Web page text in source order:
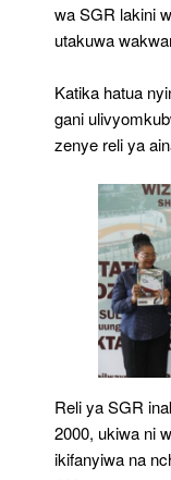
wa SGR lakini
utakuwa
Katika hatua
gani
zenye reli ya
Reli ya SGR
2000, ukiwa ni
ikifanyiwa na